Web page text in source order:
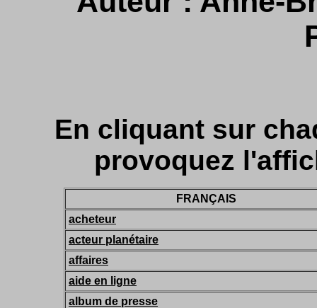
En cliquant sur
provoquez
FRANÇAIS
acheteur
acteur planétaire
affaires
aide en ligne
album de presse